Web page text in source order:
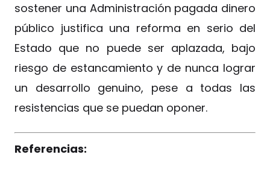
sostener una Administración pagada dinero
público justifica una reforma en serio del
Estado que no puede ser aplazada, bajo
riesgo de estancamiento y de nunca lograr
un desarrollo genuino, pese a todas las
resistencias que se puedan oponer.
Referencias: